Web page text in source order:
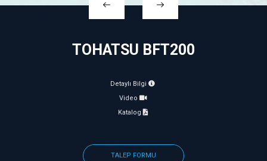
TOHATSU BFT200
Detaylı Bilgi
Video
Katalog
TALEP FORMU